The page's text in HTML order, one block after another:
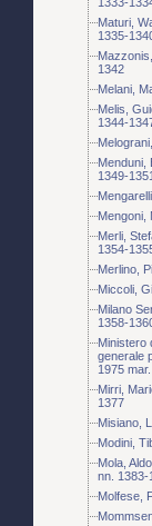
Maturi,
1335-
1342
Melani,
Melis,
1344-
Menduni,
1349-1351
Mengoni,
Merli,
1354-
Merlino,
Miccoli,
Milano
1358-
Ministero
generale
1975
Mirri,
1377
Misiano,
Modini,
Mola,
nn. 1383-
Molfese,